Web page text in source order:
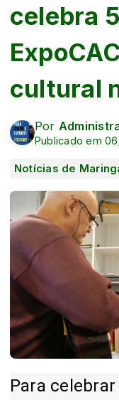
celebra
cultural
Por
Publicado em
Notícias de
Para